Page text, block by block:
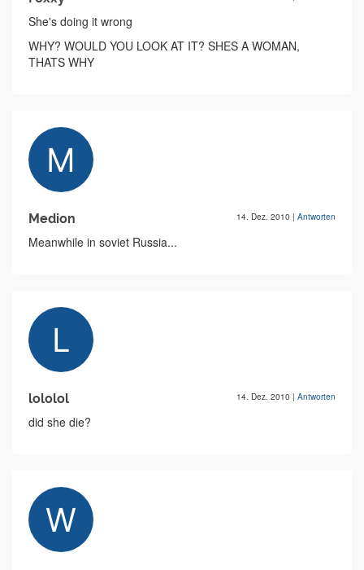
She's doing it wrong
WHY? WOULD YOU LOOK AT IT? SHES A WOMAN,
THATS WHY
Medion 14. Dez. 2010 | Antworten
Meanwhile in soviet Russia...
lololol 14. Dez. 2010 | Antworten
did she die?